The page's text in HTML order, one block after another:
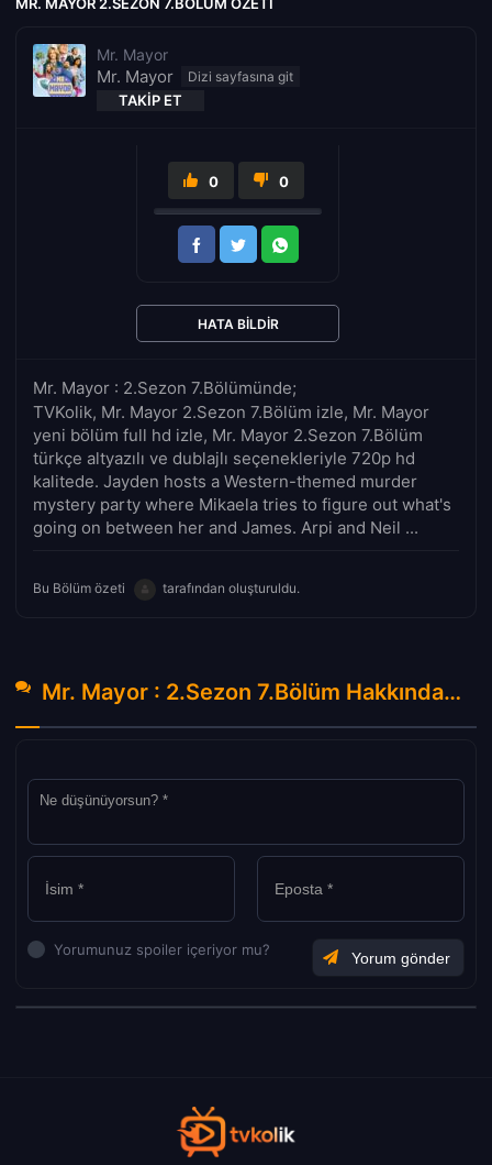
MR. MAYOR 2.SEZON 7.BÖLÜM ÖZETI
Mr. Mayor
Mr. Mayor
TAKIP ET
Mr. Mayor : 2.Sezon 7.Bölümünde;
TVKolik, Mr. Mayor 2.Sezon 7.Bölüm izle, Mr. Mayor
yeni bölüm full hd izle, Mr. Mayor 2.Sezon 7.Bölüm
türkçe altyazılı ve dublajlı seçenekleriyle 720p hd
kalitede. Jayden hosts a Western-themed murder
mystery party where Mikaela tries to figure out what's
going on between her and James. Arpi and Neil ...
Bu Bölüm özeti tarafından oluşturuldu.
0 0
HATA BILDIR
Mr. Mayor : 2.Sezon 7.Bölüm Hakkında Yorumlar
Yorumunuz spoiler içeriyor mu?